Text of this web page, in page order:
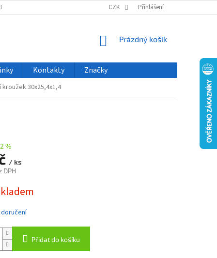
VELKOOBCHOD ČASTO KLADENÉ DOTAZY
CZK Přihlášení
NÁKUPNÍ
Prázdný košík
Kontakty Značky
30x25,4x1,4
%
/ ks
DPH
Přidat do košíku